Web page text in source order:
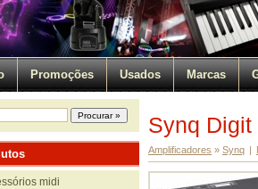
Promoções Usados Marcas
midi
Synq Digit
Amplificadores » Synq |